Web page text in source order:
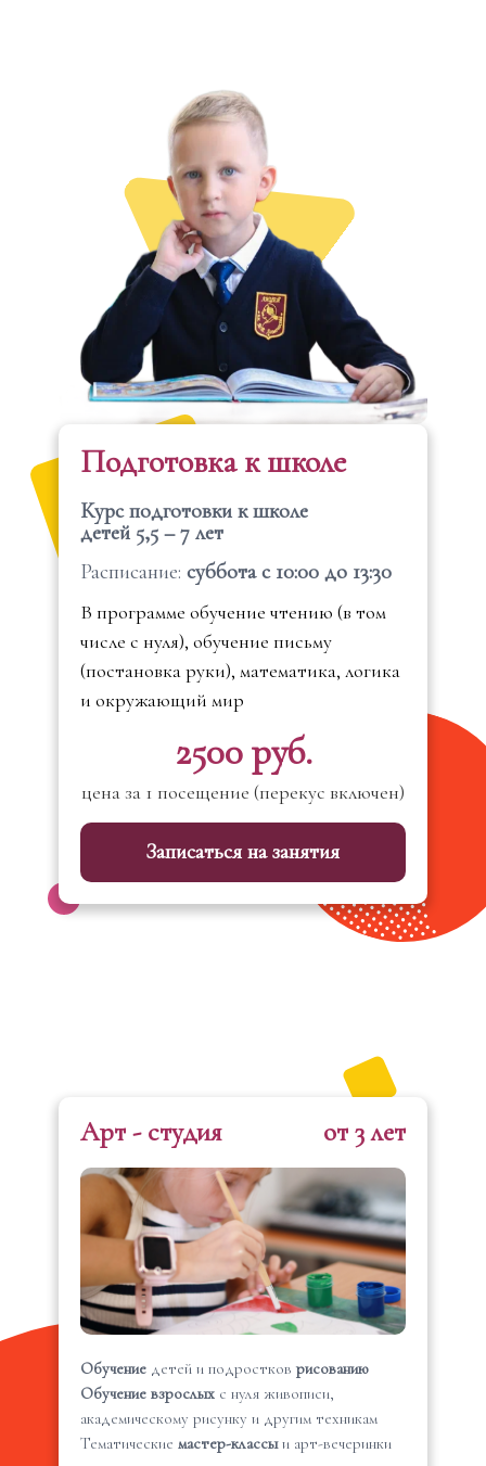
Подготовка к школе
Курс подготовки к школе
детей 5,5 – 7 лет
В программе обучение чтению (в том
числе с нуля), обучение письму
(постановка руки), математика, логика
и окружающий мир
Расписание: суббота с 10:00 до 13:30
Записаться на занятия
2500 руб.
цена за 1 посещение (перекус включен)
Арт - студия
Обучение детей и подростковрисованию
Обучение взрослых с нуля живописи,
академическому рисунку и другим техникам
Тематические мастер-классыи арт-вечеринки
от 3 лет